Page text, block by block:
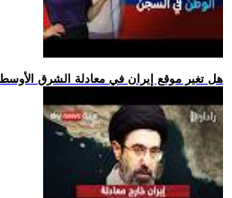
.. هل تغير موقع إيران في معادلة الشرق